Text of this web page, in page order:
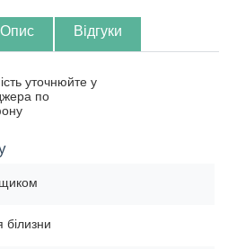
Опис Відгуки
уточнюйте у
по
білизни